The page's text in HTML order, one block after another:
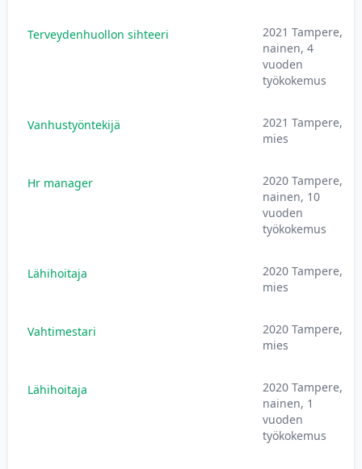
Terveydenhuollon sihteeri
2021 Tampere,
nainen, 4
vuoden
työkokemus
Vanhustyöntekijä
2021 Tampere,
mies
Hr manager
2020 Tampere,
nainen, 10
vuoden
työkokemus
Lähihoitaja
2020 Tampere,
mies
Vahtimestari
2020 Tampere,
mies
Lähihoitaja
2020 Tampere,
nainen, 1
vuoden
työkokemus